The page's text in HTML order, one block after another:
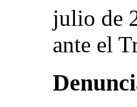
julio de
ante el